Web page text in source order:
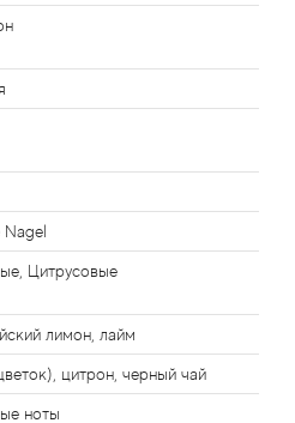
Nagel
Цитрусовые
лимон, лайм
цитрон, черный чай
ноты